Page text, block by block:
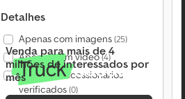
Detalhes
Apenas com imagens(25)
Apenas com vídeo(4)
Apenas concessionários
verificados(0)
Venda para mais de 4
milhões de interessados por
mês